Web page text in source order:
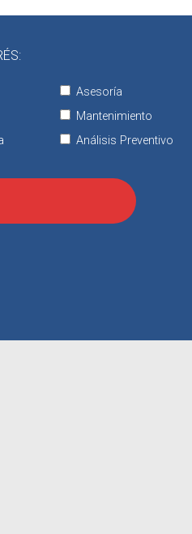
Asesoría
Mantenimiento
Análisis Preventivo